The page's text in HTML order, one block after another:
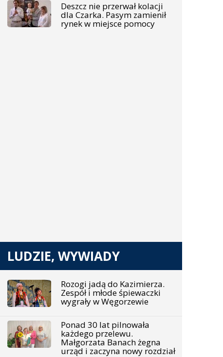
Deszcz nie przerwał kolacji
dla Czarka. Pasym zamienił
rynek w miejsce pomocy
LUDZIE, WYWIADY
Rozogi jadą do Kazimierza.
Zespół i młode śpiewaczki
wygrały w Węgorzewie
Ponad 30 lat pilnowała
każdego przelewu.
Małgorzata Banach żegna
urząd i zaczyna nowy rozdział